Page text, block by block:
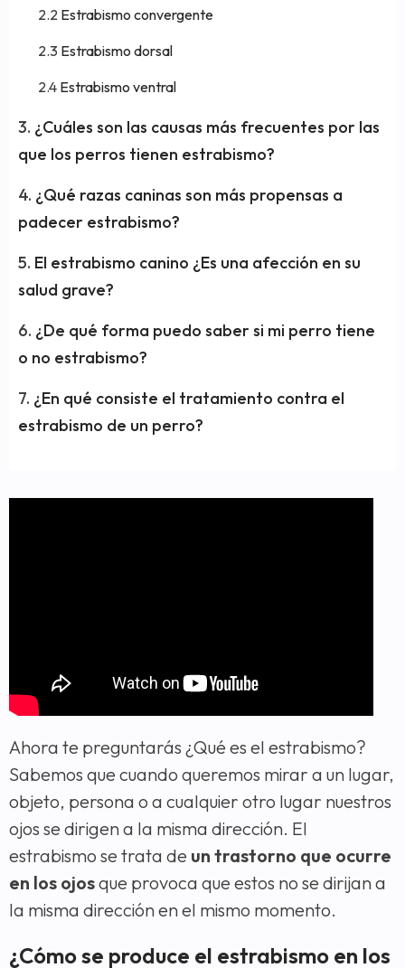
Estrabismo convergente
Estrabismo dorsal
Estrabismo ventral
¿Cuáles son las causas más frecuentes por las
que los perros tienen estrabismo?
¿Qué razas caninas son más propensas a
padecer estrabismo?
El estrabismo canino ¿Es una afección en su
salud grave?
¿De qué forma puedo saber si mi perro tiene
o no estrabismo?
¿En qué consiste el tratamiento contra el
estrabismo de un perro?
Ahora te preguntarás ¿Qué es el estrabismo?
Sabemos que cuando queremos mirar a un lugar,
objeto, persona o a cualquier otro lugar nuestros
ojos se dirigen a la misma dirección. El
estrabismo se trata de un trastorno que ocurre
en los ojosque provoca que estos no se dirijan a
la misma dirección en el mismo momento.
¿Cómo se produce el estrabismo en los